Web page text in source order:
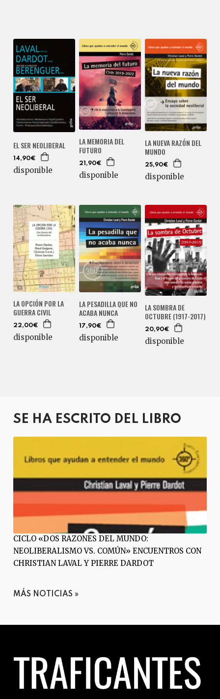
EL SER NEOLIBERAL
14,90€
disponible
LA MEMORIA DEL
FUTURO
21,90€
disponible
LA NUEVA RAZÓN DEL
MUNDO
25,90€
disponible
LA OPCIÓN POR LA
GUERRA CIVIL
22,00€
disponible
LA PESADILLA QUE NO
ACABA NUNCA
17,90€
disponible
LA SOMBRA DE
OCTUBRE (1917-2017)
20,90€
disponible
SE HA ESCRITO DEL LIBRO
CICLO «DOS RAZONES DEL MUNDO:
NEOLIBERALISMO VS. COMÚN» ENCUENTROS CON
CHRISTIAN LAVAL Y PIERRE DARDOT
MÁS NOTICIAS